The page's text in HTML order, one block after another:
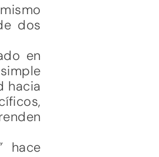
dos
en
hacia
hace